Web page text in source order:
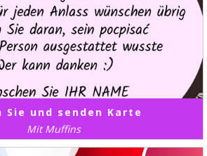
Sie und senden Karte
Mit Muffins